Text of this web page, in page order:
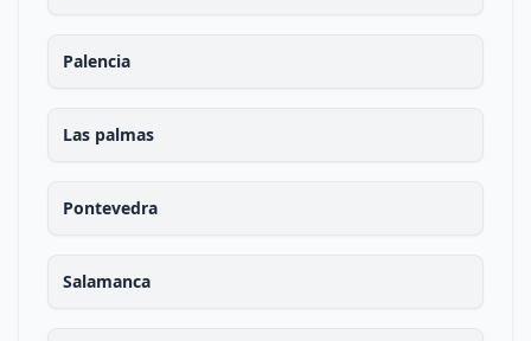
Palencia
Las palmas
Pontevedra
Salamanca